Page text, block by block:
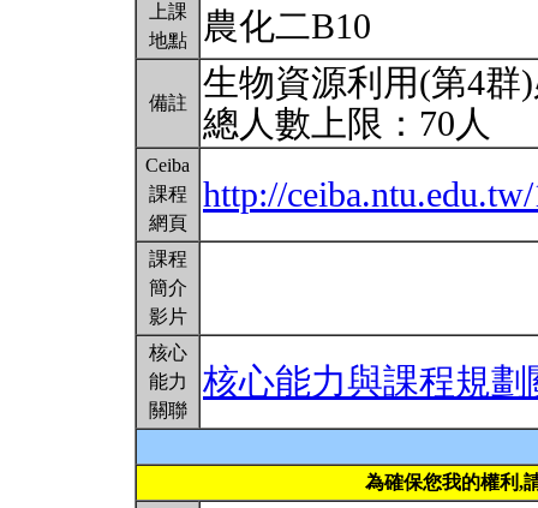
上課
地點
農化二B10
備註
生物資源利用(第4群
總人數上限：70人
Ceiba
課程
網頁
http://
課程
簡介
影片
核心
能力
關聯
核心能力與課程規劃
為確保您我的權利,